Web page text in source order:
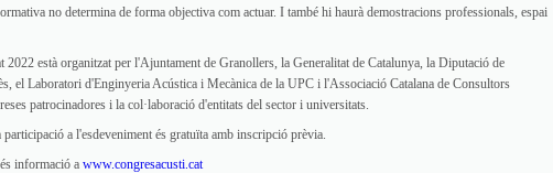
no determina de forma objectiva com actuar. I també hi haurà demostracions professionals, espai
està organitzat per l'Ajuntament de Granollers, la Generalitat de Catalunya, la Diputació de
el Laboratori d'Enginyeria Acústica i Mecànica de la UPC i l'Associació Catalana de Consultors
patrocinadores i la col·laboració d'entitats del sector i universitats.
participació a l'esdeveniment és gratuïta amb inscripció prèvia.
informació a www.congresacusti.cat